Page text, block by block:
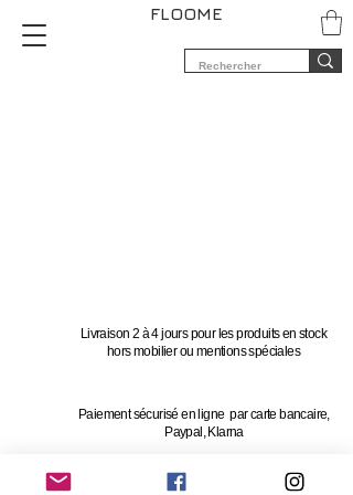
FLOOME
Livraison 2 à 4 jours pour les produits en stock
hors mobilier ou mentions spéciales
Paiement sécurisé en ligne par carte bancaire,
Paypal, Klarna
Vous avez 14 jours pour changer d'avis